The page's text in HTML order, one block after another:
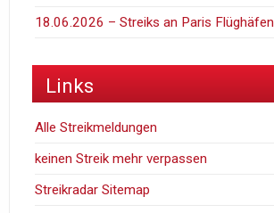
18.06.2026 – Streiks an Paris Flüghäfen
Links
Alle Streikmeldungen
keinen Streik mehr verpassen
Streikradar Sitemap